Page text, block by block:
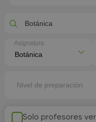
Solo profesores
Botánica
Asignatura
Nivel de preparación